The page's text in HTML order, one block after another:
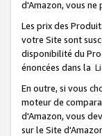
d'Amazon, vous
Les prix des
votre Site sont
disponibilité du
énoncées dans la
En outre, si vous
moteur de
d'Amazon, vous
sur le Site